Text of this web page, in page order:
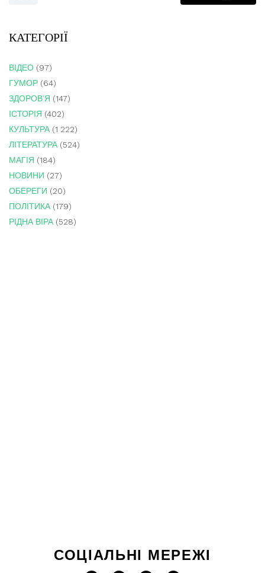
КАТЕГОРІЇ
ВІДЕО (97)
ГУМОР (64)
ЗДОРОВ'Я (147)
ІСТОРІЯ (402)
КУЛЬТУРА(1 222)
ЛІТЕРАТУРА(524)
МАГІЯ (184)
НОВИНИ (27)
ОБЕРЕГИ (20)
ПОЛІТИКА(179)
РІДНА ВІРА(528)
СОЦІАЛЬНІ МЕРЕЖІ